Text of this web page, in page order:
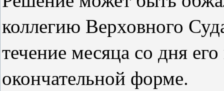
коллегию Верховного
течение месяца со дня
окончательной форме.